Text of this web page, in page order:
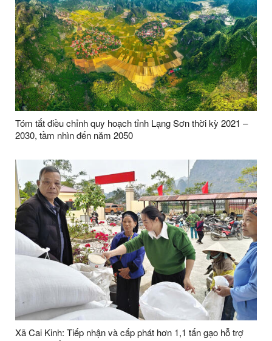
Tóm tắt điều chỉnh quy hoạch tỉnh Lạng Sơn thời kỳ 2021 –
2030, tầm nhìn đến năm 2050
Xã Cai Kinh: Tiếp nhận và cấp phát hơn 1,1 tấn gạo hỗ trợ